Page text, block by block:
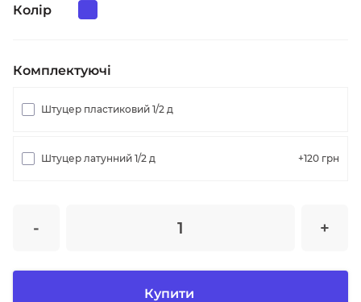
Колір
Комплектуючі
Штуцер пластиковий 1/2 д
Штуцер латунний 1/2 д +120 грн
- +
Купити